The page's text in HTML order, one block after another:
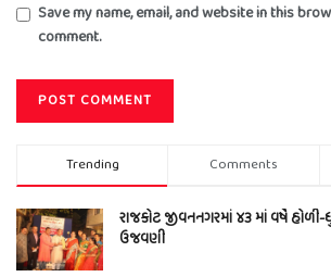
Save my name, email, and website in this
comment.
Trending Comments
રાજકોટ જીવનનગરમાં ૪૩ માં વર્ષે હોળી-
ઉજવણી